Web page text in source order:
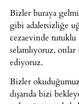
Bizler buraya
gibi adaletsizliğe
cezaevinde tutuklu
selamlıyoruz,
ediyoruz.
Bizler
dışarıda bizi